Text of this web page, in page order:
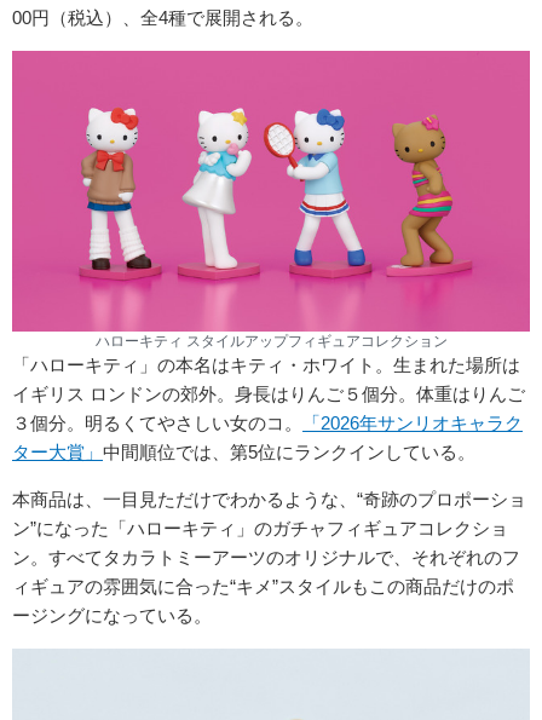
00円（税込）、全4種で展開される。
ハローキティ スタイルアップフィギュアコレクション
「ハローキティ」の本名はキティ・ホワイト。生まれた場所は
イギリス ロンドンの郊外。身長はりんご５個分。体重はりんご
３個分。明るくてやさしい女のコ。
「2026年サンリオキャラク
ター大賞」 中間順位では、第5位にランクインしている。
本商品は、一目見ただけでわかるような、“奇跡のプロポーショ
ン”になった「ハローキティ」のガチャフィギュアコレクショ
ン。すべてタカラトミーアーツのオリジナルで、それぞれのフ
ィギュアの雰囲気に合った“キメ”スタイルもこの商品だけのポ
ージングになっている。